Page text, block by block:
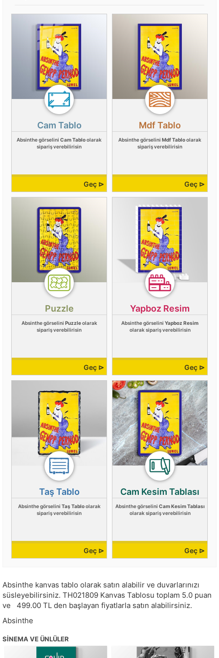
Cam Tablo
Absinthe görselini Cam Tabloolarak
sipariş verebilirisin
Geç ⊳
Mdf Tablo
Absinthe görselini Mdf Tabloolarak
sipariş verebilirisin
Geç ⊳
Puzzle
Absinthe görselini Puzzleolarak
sipariş verebilirisin
Geç ⊳
Yapboz Resim
Absinthe görselini Yapboz Resim
olarak sipariş verebilirisin
Geç ⊳
Taş Tablo
Absinthe görselini Taş Tabloolarak
sipariş verebilirisin
Geç ⊳
Cam Kesim Tablası
Absinthe görselini Cam Kesim Tablası
olarak sipariş verebilirisin
Geç ⊳
Absinthe kanvas tablo olarak satın alabilir ve duvarlarınızı
süsleyebilirsiniz. TH021809 Kanvas Tablosu toplam 5.0 puan
ve
499.00 TL den başlayan fiyatlarla satın alabilirsiniz.
Absinthe
SINEMA VE ÜNLÜLER